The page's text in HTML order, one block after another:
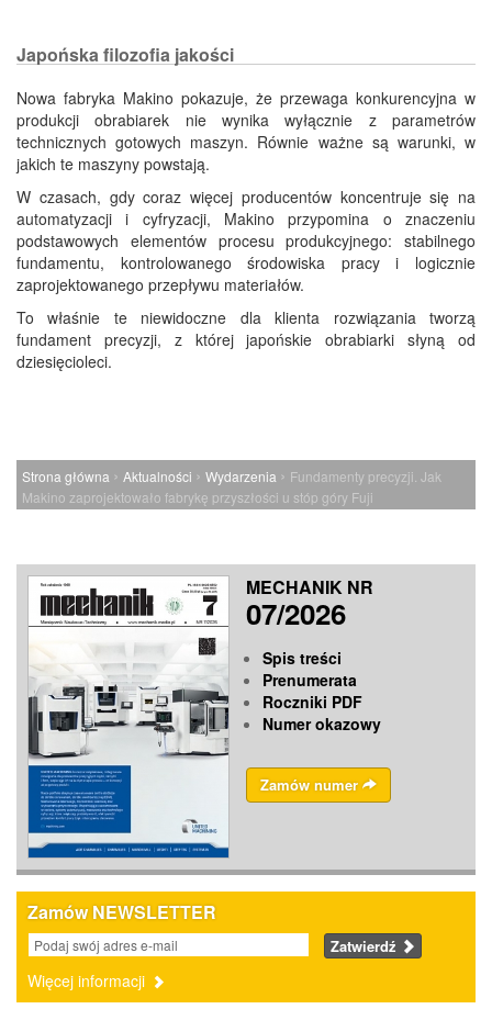
Japońska filozofia jakości
Nowa fabryka Makino pokazuje, że przewaga konkurencyjna w
produkcji obrabiarek nie wynika wyłącznie z parametrów
technicznych gotowych maszyn. Równie ważne są warunki, w
jakich te maszyny powstają.
W czasach, gdy coraz więcej producentów koncentruje się na
automatyzacji i cyfryzacji, Makino przypomina o znaczeniu
podstawowych elementów procesu produkcyjnego: stabilnego
fundamentu, kontrolowanego środowiska pracy i logicznie
zaprojektowanego przepływu materiałów.
To właśnie te niewidoczne dla klienta rozwiązania tworzą
fundament precyzji, z której japońskie obrabiarki słyną od
dziesięcioleci.
Strona główna › Aktualności › Wydarzenia › Fundamenty precyzji. Jak
Makino zaprojektowało fabrykę przyszłości u stóp góry Fuji
MECHANIK NR
07/2026
Spis treści
Prenumerata
Roczniki PDF
Numer okazowy
Zamów numer
Zamów NEWSLETTER
Zatwierdź
Więcej informacji